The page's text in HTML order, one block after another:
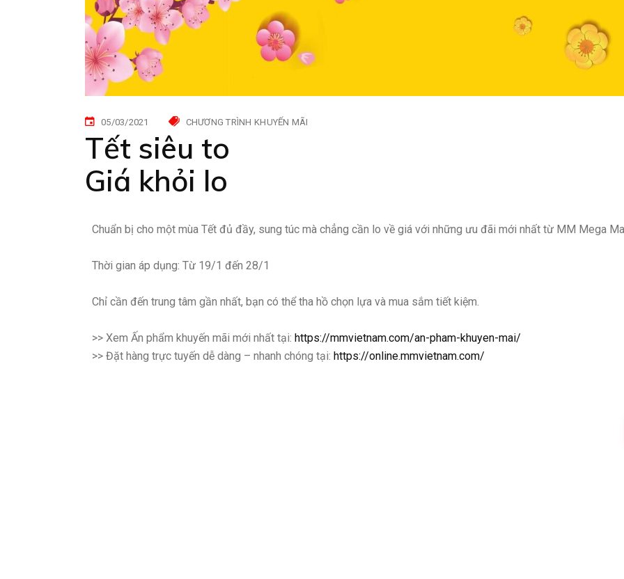
05/03/2021 CHƯƠNG TRÌNH KHUYẾN MÃI
Tết siêu to
Giá khỏi lo
Chuẩn bị cho một mùa Tết đủ đầy, sung túc mà chẳng cần lo về giá với những ưu đãi mới nhất từ MM Mega
Thời gian áp dụng: Từ 19/1 đến 28/1
Chỉ cần đến trung tâm gần nhất, bạn có thể tha hồ chọn lựa và mua sắm tiết kiệm.
>> Xem Ấn phẩm khuyến mãi mới nhất tại: https://mmvietnam.com/an-pham-khuyen-mai/
>> Đặt hàng trực tuyến dễ dàng – nhanh chóng tại: https://online.mmvietnam.com/